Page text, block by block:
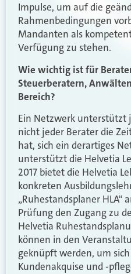
Impulse, um auf die
Rahmenbedingungen
Mandanten als
Verfügung zu stehen.
Wie wichtig ist für
Steuerberatern,
Bereich?
Ein Netzwerk unterstützt
nicht jeder Berater die
hat, sich ein derartiges
unterstützt die Helvetia
2017 bietet die Helvetia
konkreten
„Ruhestandsplaner HLA“
Prüfung den Zugang zu
Helvetia
können in den
geknüpft werden, um
Kundenakquise und -